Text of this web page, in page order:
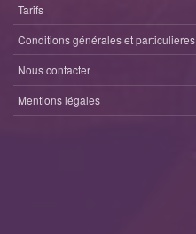
Tarifs
Conditions générales et particulieres
Nous contacter
Mentions légales